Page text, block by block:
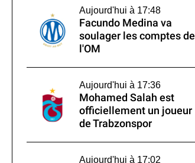
Aujourd'hui à 17:48
Facundo Medina va
soulager les comptes de
l'OM
Aujourd'hui à 17:36
Mohamed Salah est
officiellement un joueur
de Trabzonspor
Aujourd'hui à 17:02